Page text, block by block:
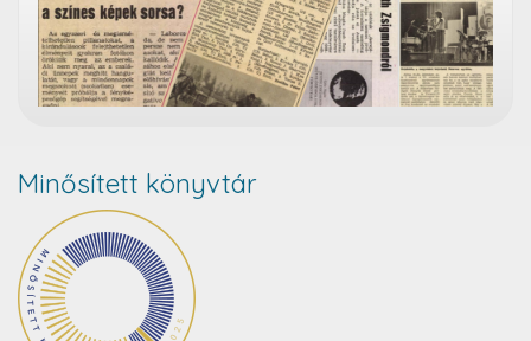
Minősített könyvtár